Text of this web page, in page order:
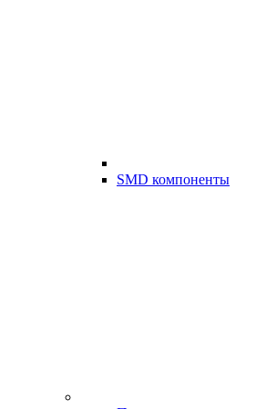
SMD компоненты